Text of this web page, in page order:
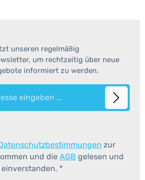
unseren regelmäßig
um rechtzeitig über neue
informiert zu werden.
zur
und die AGB gelesen und
*